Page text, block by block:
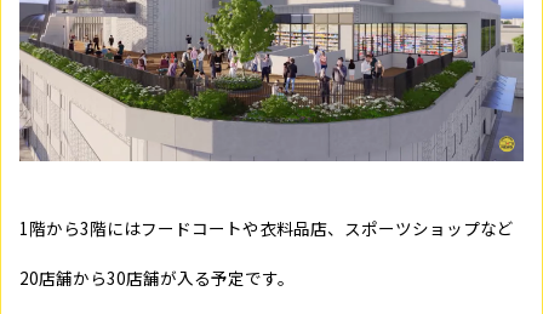
1階から3階にはフードコートや衣料品店、スポーツショップなど
20店舗から30店舗が入る予定です。